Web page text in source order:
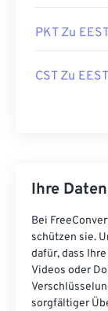
PKT Zu
CST Zu EEST
Ihre
Bei
schützen sie.
dafür, dass
Videos oder
sorgfältiger